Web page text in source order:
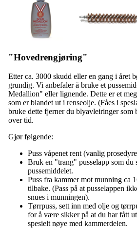
"Hovedrengjøring"
Etter ca. 3000 skudd eller en gang i året
grundig. Vi anbefaler å bruke et
Medallion" eller lignende. Dette er et
som er blandet ut i renseolje. (Fåes i
bruke dette fjerner du blyavleiringer som
over tid.
Gjør følgende:
Puss våpenet rent (vanlig
Bruk en "trang" pusselapp som du
pussemiddelet.
Puss fra kammer mot munning ca
tilbake. (Pass på at pusselappen
snues i munningen).
Tørrpuss, sett inn med olje og
for å være sikker på at du har fått
spesielt nøye med kammerdelen.